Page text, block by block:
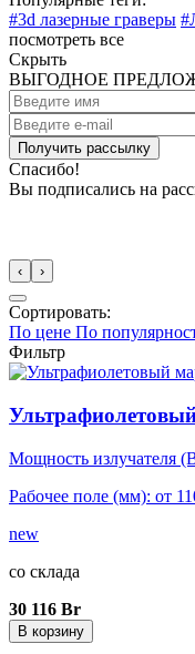
#3d лазерные граверы
посмотреть все
Скрыть
ВЫГОДНОЕ
Спасибо!
Вы подписались на
‹ ›
Сортировать:
По цене По
Фильтр
Мощность излучателя
Рабочее поле (мм): от
new
со склада
30 116 Br
В корзину